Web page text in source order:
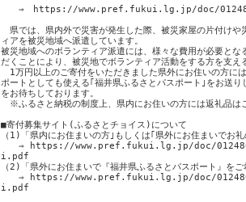
⇒ https://www.pref.fukui.lg.jp/doc/
県では、県内外で災害が発生した際、被災家屋の片付けや
ィアを被災地域へ派遣しています。
被災地域へのボランティア派遣には、様々な費用が必要と
だくことにより、被災地でボランティア活動をする方を支え
1万円以上のご寄付をいただきました県外にお住いの方に
ポートとしても使える｢福井県ふるさとパスポート｣をお送
をお待ちしております。
※ふるさと納税の制度上、県内にお住いの方には返礼品は
■寄付募集サイト(ふるさとチョイス)について
（1)「県内にお住まいの方｣もしくは｢県外にお住まいでお
⇒ https://www.pref.fukui.lg.jp/doc/
i.pdf
（2)「県外にお住まいで『福井県ふるさとパスポート』を
⇒ https://www.pref.fukui.lg.jp/doc/
i.pdf